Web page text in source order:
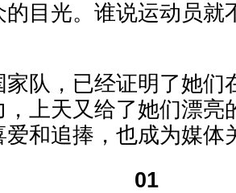
的目光。谁说运动员就
队，已经证明了她们
，上天又给了她们漂亮
和追捧，也成为媒体
01